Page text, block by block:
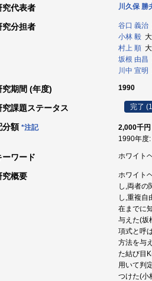
究代表者 川久保 勝
究分担者 谷口 義治
小林 毅
村上 順
坂根 由昌
川中 宣明
究期間 (年度) 1990
究課題ステータス 完了
分額 *注記
2,000千
1990年度
ーワード ホワイト
究概要
ホワイト
し,両者の
し,重複自
在までに
与えた(坂
項式と呼
方法を与
た結び目
用いて判
つけた(小